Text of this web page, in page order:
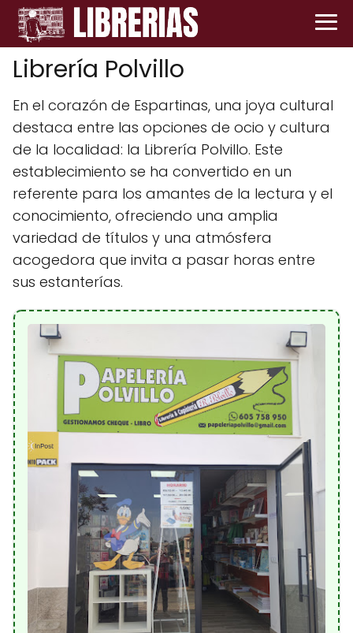
Librería Polvillo
En el corazón de Espartinas, una joya cultural
destaca entre las opciones de ocio y cultura
de la localidad: la Librería Polvillo. Este
establecimiento se ha convertido en un
referente para los amantes de la lectura y el
conocimiento, ofreciendo una amplia
variedad de títulos y una atmósfera
acogedora que invita a pasar horas entre
sus estanterías.